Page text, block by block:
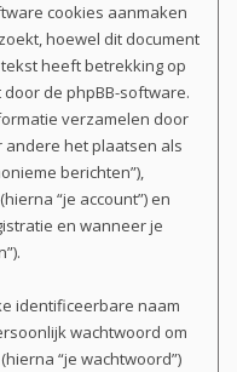
cookies aanmaken
hoewel dit document
heeft betrekking op
de phpBB-software.
verzamelen door
andere het plaatsen als
berichten”),
“je account”) en
en wanneer je
identificeerbare naam
wachtwoord om
“je wachtwoord”)